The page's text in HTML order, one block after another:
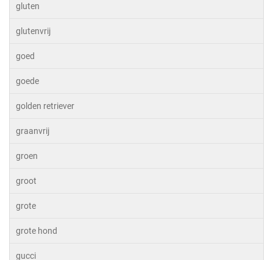
gluten
glutenvrij
goed
goede
golden retriever
graanvrij
groen
groot
grote
grote hond
gucci